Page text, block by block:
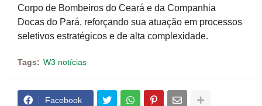
Corpo de Bombeiros do Ceará e da Companhia
Docas do Pará, reforçando sua atuação em processos
seletivos estratégicos e de alta complexidade.
Tags: W3 notícias
Facebook